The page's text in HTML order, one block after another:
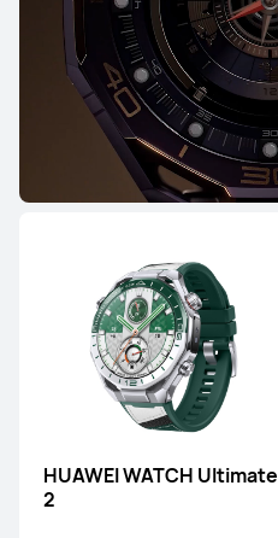
HUAWEI WATCH Ultimate
2